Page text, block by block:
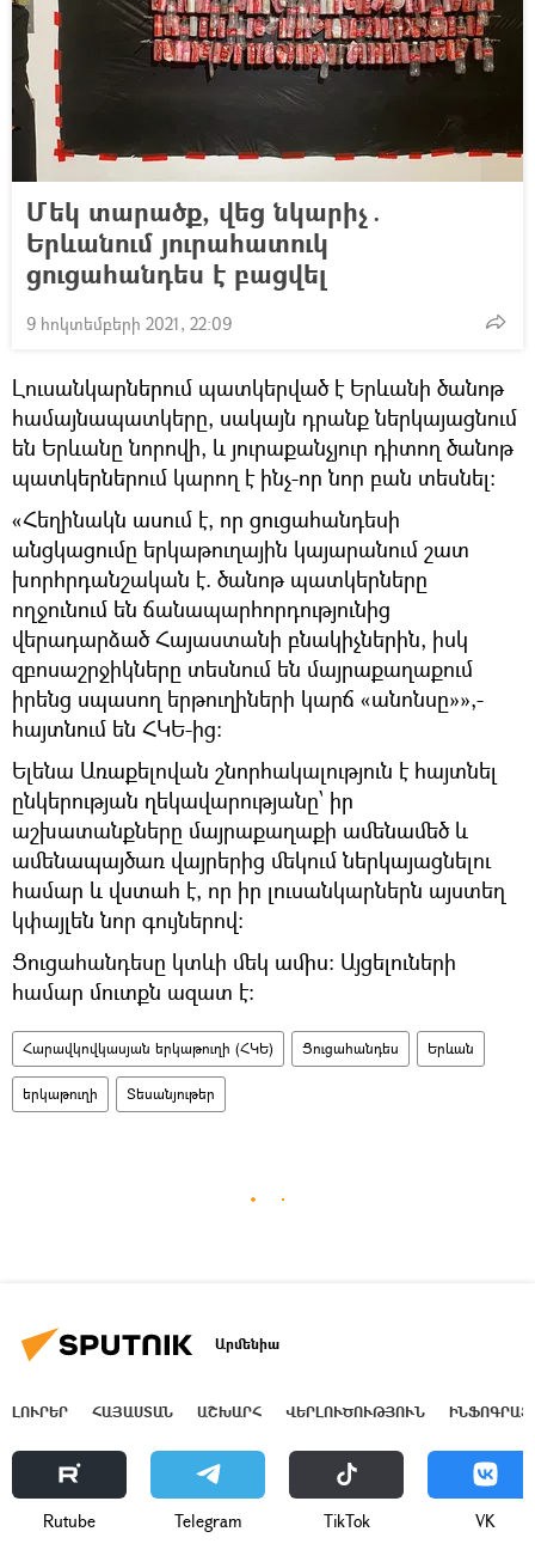
Մեկ տարածք, վեց նկարիչ․
Երևանում յուրահատուկ
ցուցահանդես է բացվել
9 հոկտեմբերի 2021, 22:09
Լուսանկարներում պատկերված է Երևանի ծանոթ
համայնապատկերը, սակայն դրանք ներկայացնում
են Երևանը նորովի, և յուրաքանչյուր դիտող ծանոթ
պատկերներում կարող է ինչ-որ նոր բան տեսնել:
«Հեղինակն ասում է, որ ցուցահանդեսի
անցկացումը երկաթուղային կայարանում շատ
խորհրդանշական է. ծանոթ պատկերները
ողջունում են ճանապարհորդությունից
վերադարձած Հայաստանի բնակիչներին, իսկ
զբոսաշրջիկները տեսնում են մայրաքաղաքում
իրենց սպասող երթուղիների կարճ «անոնսը»»,-
հայտնում են ՀԿԵ-ից:
Ելենա Առաքելովան շնորհակալություն է հայտնել
ընկերության ղեկավարությանը՝ իր
աշխատանքները մայրաքաղաքի ամենամեծ և
ամենապայծառ վայրերից մեկում ներկայացնելու
համար և վստահ է, որ իր լուսանկարներն այստեղ
կփայլեն նոր գույներով:
Ցուցահանդեսը կտևի մեկ ամիս: Այցելուների
համար մուտքն ազատ է:
Հարավկովկասյան երկաթուղի (ՀԿԵ) Ցուցահանդես Երևան
երկաթուղի Տեսանյութեր
Արմենիա
ԼՈՒՐԵՐ ՀԱՅԱՍՏԱՆ ԱՇԽԱՐՀ ՎԵՐԼՈՒԾՈՒԹՅՈՒՆ
Rutube Telegram ТikТоk VK